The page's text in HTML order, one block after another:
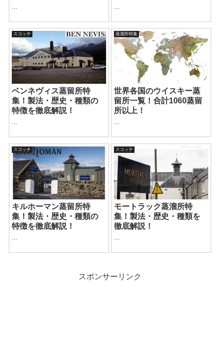
スコッチ
ベンネヴィス蒸留所特
集！製法・歴史・種類の
特徴を徹底解説！
...
蒸溜所特集
世界各国のウイスキー蒸
留所一覧！合計1060蒸留
所以上！
...
スコッチ
キルホーマン蒸留所特
集！製法・歴史・種類の
特徴を徹底解説！
スコッチ
モートラック蒸溜所特
集！製法・歴史・種類を
徹底解説！
スポンサーリンク